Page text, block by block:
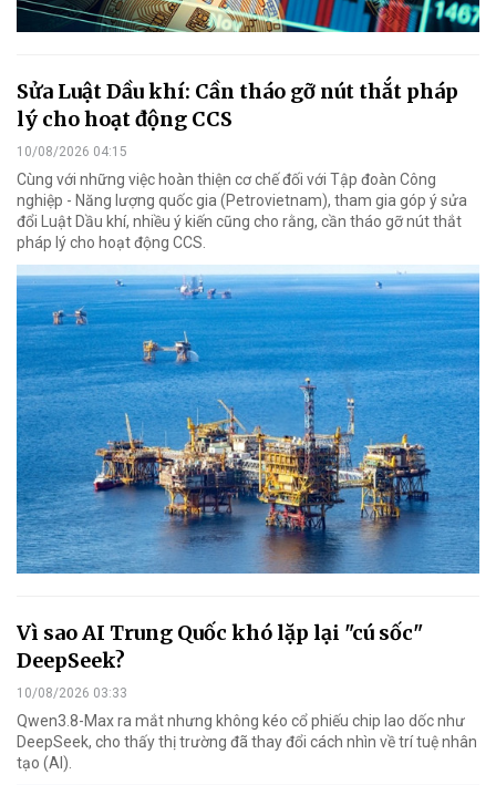
Sửa Luật Dầu khí: Cần tháo gỡ nút thắt pháp
lý cho hoạt động CCS
10/08/2026 04:15
Cùng với những việc hoàn thiện cơ chế đối với Tập đoàn Công
nghiệp - Năng lượng quốc gia (Petrovietnam), tham gia góp ý sửa
đổi Luật Dầu khí, nhiều ý kiến cũng cho rằng, cần tháo gỡ nút thắt
pháp lý cho hoạt động CCS.
Vì sao AI Trung Quốc khó lặp lại "cú sốc"
DeepSeek?
10/08/2026 03:33
Qwen3.8-Max ra mắt nhưng không kéo cổ phiếu chip lao dốc như
DeepSeek, cho thấy thị trường đã thay đổi cách nhìn về trí tuệ nhân
tạo (AI).